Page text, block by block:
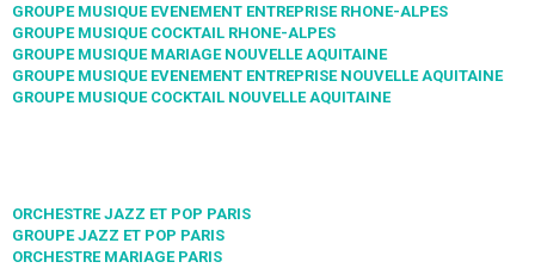
GROUPE MUSIQUE EVENEMENT ENTREPRISE RHONE-ALPES
GROUPE MUSIQUE COCKTAIL RHONE-ALPES
GROUPE MUSIQUE MARIAGE NOUVELLE AQUITAINE
GROUPE MUSIQUE EVENEMENT ENTREPRISE NOUVELLE AQUITAINE
GROUPE MUSIQUE COCKTAIL NOUVELLE AQUITAINE
ORCHESTRE JAZZ ET POP PARIS
GROUPE JAZZ ET POP PARIS
ORCHESTRE MARIAGE PARIS